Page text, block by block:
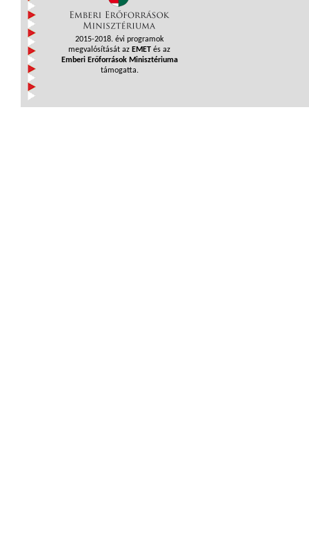
2015-2018. évi programok
megvalósítását az EMET és az
Emberi Erőforrások Minisztériuma
támogatta.